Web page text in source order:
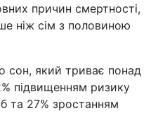
причин смертності,
ніж сім з половиною
сон, який триває понад
підвищенням ризику
та 27% зростанням